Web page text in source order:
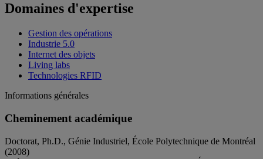
Domaines d'expertise
Gestion des opérations
Industrie 5.0
Internet des objets
Living labs
Technologies RFID
Informations générales
Cheminement académique
Doctorat, Ph.D., Génie Industriel, École Polytechnique de Montréal
(2008)